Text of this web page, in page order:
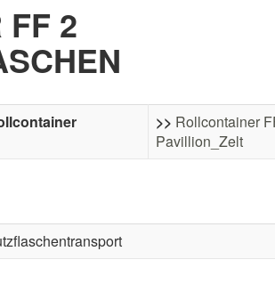
FF 2
>> Rollcontainer
Pavillion_Zelt